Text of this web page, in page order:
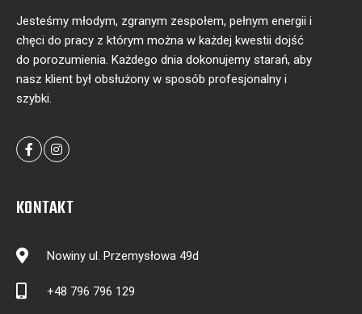
Jesteśmy młodym, zgranym zespołem, pełnym energii i
chęci do pracy z którym można w każdej kwestii dojść
do porozumienia. Każdego dnia dokonujemy starań, aby
nasz klient był obsłużony w sposób profesjonalny i
szybki.
KONTAKT
Nowiny ul. Przemysłowa 49d
+48 796 796 129